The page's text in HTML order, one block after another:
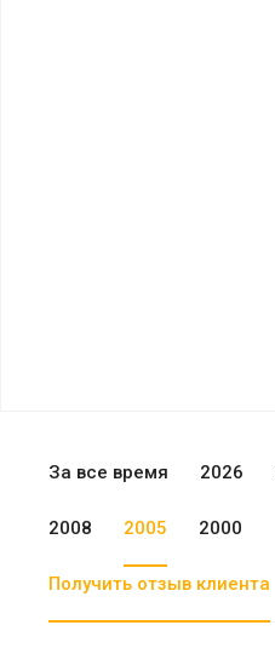
За все время 2026
2008 2005 2000
Получить отзыв клиента